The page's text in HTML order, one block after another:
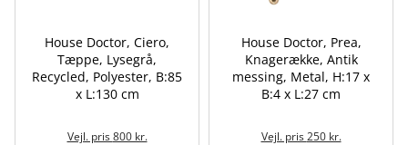
House Doctor, Ciero,
Tæppe, Lysegrå,
Recycled, Polyester, B:85
x L:130 cm
Vejl. pris800 kr.
House Doctor, Prea,
Knagerække, Antik
messing, Metal, H:17 x
B:4 x L:27 cm
Vejl. pris250 kr.